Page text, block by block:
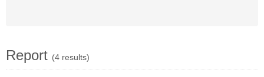
Report (4 results)